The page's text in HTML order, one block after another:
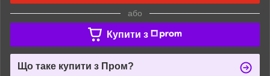
або
Купити з
Що таке купити з Пром?